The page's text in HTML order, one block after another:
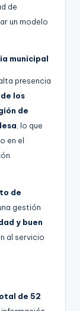
de
un modelo
municipal
presencia
de los
de
, lo que
en el
de
gestión
y buen
al servicio
de 52